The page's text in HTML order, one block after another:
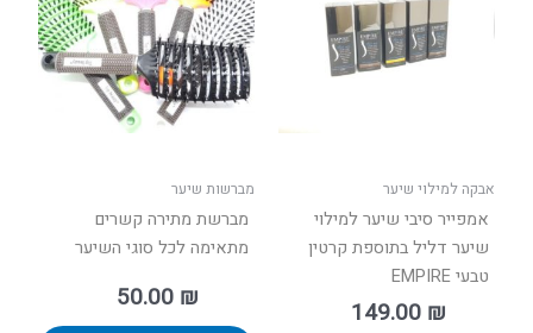
מברשות שיער
מברשת מתירה קשרים
מתאימה לכל סוגי השיער
50.00 ₪
אבקה למילוי שיער
אמפייר סיבי שיער למילוי
שיער דליל בתוספת קרטין
טבעי EMPIRE
149.00 ₪
מספר
סוגים.
לבחור
את
בעמוד
המוצר